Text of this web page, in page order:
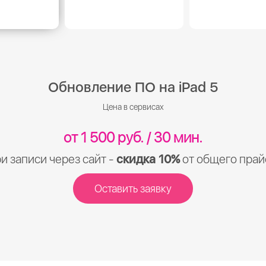
Обновление ПО на iPad 5
Цена в сервисах
от 1 500 руб. / 30 мин.
записи через сайт - скидка 10%от общего
Оставить заявку